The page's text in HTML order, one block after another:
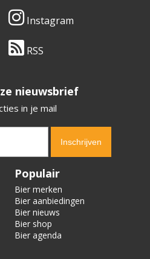
Instagram
RSS
nieuwsbrief
in je mail
Populair
Bier merken
Bier aanbiedingen
Bier nieuws
Bier shop
Bier agenda